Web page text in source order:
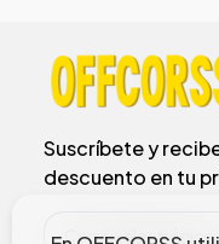
Suscríbete y
descuento en tu